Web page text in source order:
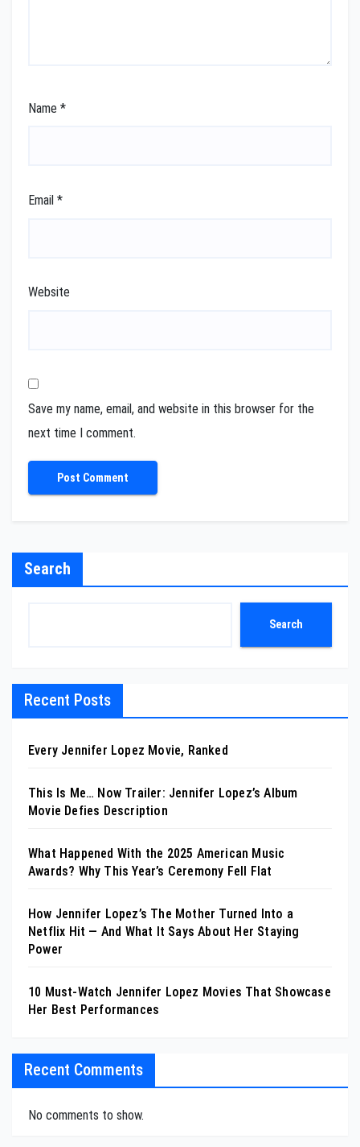
Name *
Email *
Website
Save my name, email, and website in this browser for the
next time I comment.
Search
Search
Recent Posts
Every Jennifer Lopez Movie, Ranked
This Is Me… Now Trailer: Jennifer Lopez’s Album
Movie Defies Description
What Happened With the 2025 American Music
Awards? Why This Year’s Ceremony Fell Flat
How Jennifer Lopez’s The Mother Turned Into a
Netflix Hit — And What It Says About Her Staying
Power
10 Must-Watch Jennifer Lopez Movies That Showcase
Her Best Performances
Recent Comments
No comments to show.